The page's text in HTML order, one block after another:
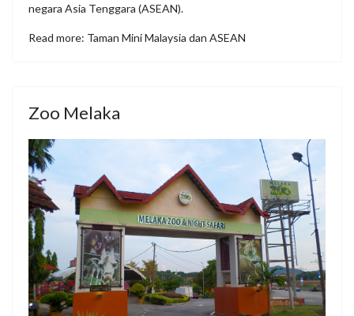
negara Asia Tenggara (ASEAN).
Read more: Taman Mini Malaysia dan ASEAN
Zoo Melaka